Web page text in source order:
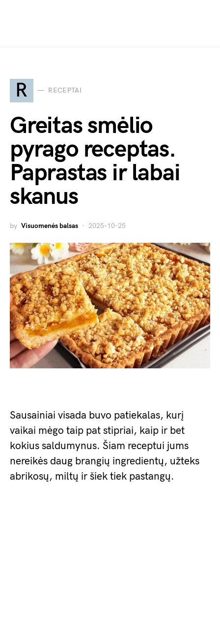
R RECEPTAI
Greitas smėlio
pyrago receptas.
Paprastas ir labai
skanus
by Visuomenės balsas 2025-10-25
Sausainiai visada buvo patiekalas, kurį
vaikai mėgo taip pat stipriai, kaip ir bet
kokius saldumynus. Šiam receptui jums
nereikės daug brangių ingredientų, užteks
abrikosų, miltų ir šiek tiek pastangų.